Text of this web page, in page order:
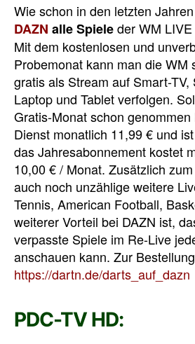
Wie schon in den letzten
DAZN alle Spieleder WM
Mit dem kostenlosen und
Probemonat kann man die WM
gratis als Stream auf Smart-
Laptop und Tablet verfolgen.
Gratis-Monat schon
Dienst monatlich 11,99 € und
das Jahresabonnement kostet
10,00 € / Monat. Zusätzlich
auch noch unzählige weitere
Tennis, American Football,
weiterer Vorteil bei DAZN ist,
verpasste Spiele im Re-Live
anschauen kann. Zur
https://dartn.de/darts_auf_dazn
PDC-TV HD: